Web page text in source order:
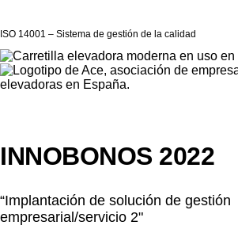
ISO 14001 – Sistema de gestión de la calidad
INNOBONOS 2022
“Implantación de solución de gestión
empresarial/servicio 2"